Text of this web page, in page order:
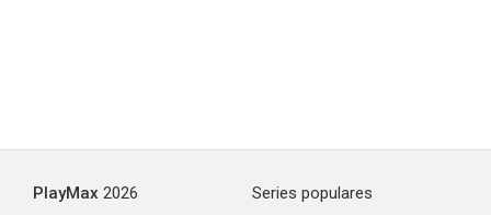
PlayMax 2026
Series populares